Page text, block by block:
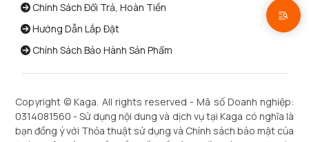
Chính Sách Đổi Trả, Hoàn Tiền
Hướng Dẫn Lắp Đặt
Chính Sách Bảo Hành Sản Phẩm
Copyright ©Kaga. All rights reserved - Mã số Doanh nghiệp:
0314081560 - Sử dụng nội dung và dịch vụ tại Kaga có nghĩa là
bạn đồng ý với Thỏa thuật sử dụng và Chính sách bảo mật của